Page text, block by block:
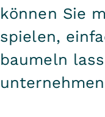
können Sie
spielen,
baumeln
unternehmen